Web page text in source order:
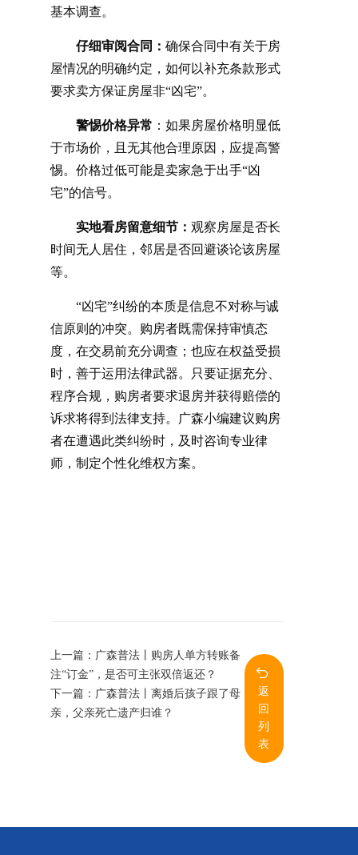
基本调查。
仔细审阅合同：确保合同中有关于房
屋情况的明确约定，如何以补充条款形式
要求卖方保证房屋非“凶宅”。
警惕价格异常 ：如果房屋价格明显低
于市场价，且无其他合理原因，应提高警
惕。价格过低可能是卖家急于出手“凶
宅”的信号。
实地看房留意细节：观察房屋是否长
时间无人居住，邻居是否回避谈论该房屋
等。
“凶宅”纠纷的本质是信息不对称与诚
信原则的冲突。购房者既需保持审慎态
度，在交易前充分调查；也应在权益受损
时，善于运用法律武器。只要证据充分、
程序合规，购房者要求退房并获得赔偿的
诉求将得到法律支持。 广森小编建议购房
者在遭遇此类纠纷时，及时咨询专业律
师，制定个性化维权方案。
上一篇： 广森普法丨购房人单方转账备
注“订金”，是否可主张双倍返还？
下一篇： 广森普法丨离婚后孩子跟了母
亲，父亲死亡遗产归谁？
返
回
列
表